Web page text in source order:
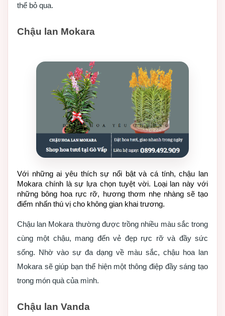
thể bỏ qua.
Chậu lan Mokara
Với những ai yêu thích sự nổi bật và cá tính, chậu lan
Mokara chính là sự lựa chọn tuyệt vời. Loại lan này với
những bông hoa rực rỡ, hương thơm nhẹ nhàng sẽ tạo
điểm nhấn thú vị cho không gian khai trương.
Chậu lan Mokara thường được trồng nhiều màu sắc trong
cùng một chậu, mang đến vẻ đẹp rực rỡ và đầy sức
sống. Nhờ vào sự đa dạng về màu sắc, chậu hoa lan
Mokara sẽ giúp bạn thể hiện một thông điệp đầy sáng tạo
trong món quà của mình.
Chậu lan Vanda